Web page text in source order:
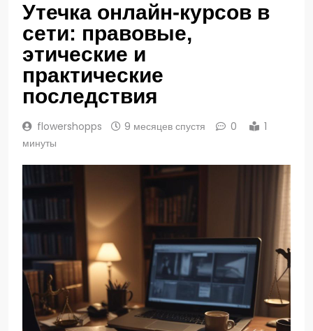
Утечка онлайн-курсов в
сети: правовые,
этические и
практические
последствия
flowershopps 9 месяцев спустя 0
1
минуты